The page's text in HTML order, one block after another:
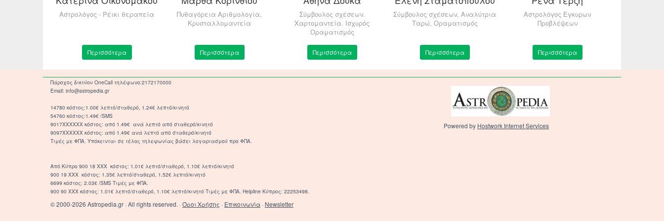
Αστρολόγος - Ρέικι θεραπεία
Περισσότερα
Πυθαγόρεια Αριθμολογία,
Κρυσταλλομαντεία
Περισσότερα
Σύμβουλος σχέσεων.
Χαρτομαντεία. Ισχυρός
Οραματισμός
Περισσότερα
Σύμβουλος σχέσεων, Αναλύτρια
Ταρώ, Οραματισμός
Περισσότερα
Αστρολόγος Εγκυρων
Προβλέψεων
Περισσότερα
Πάροχος δικτύου OneCall τηλέφωνο:2172170000
Email: info@astropedia.gr
14780 κόστος:1.00€ λεπτό/σταθερό, 1.24€ λεπτό/κινητό
54760 κόστος:1.49€ /SMS
9017XXXXXX κόστος: από 1.49€ ανά λεπτό από σταθερό/κινητό
9097XXXXXX κόστος: από 1.49€ ανά λεπτό από σταθερό/κινητό
Τιμές με ΦΠΑ. Υπόκεινται σε τέλος τηλεφωνίας βάσει λογαριασμού προ ΦΠΑ.
Από Κύπρο 900 18 ΧΧΧ κόστος: 1.01€ λεπτό/σταθερό, 1.10€ λεπτό/κινητό
900 19 ΧΧΧ κόστος: 1.35€ λεπτό/σταθερό, 1.52€ λεπτό/κινητό
6699 κόστος: 2.03€ /SMS Τιμές με ΦΠΑ.
900 90 XXX κόστος: 1.01€ λεπτό/σταθερό, 1.10€ λεπτό/κινητό Τιμές με ΦΠΑ. Helpline Κύπρος: 22253498.
© 2000-2026 Astropedia.gr · All rights reserved. ·Όροι Χρήσης · Επικοινωνία · Newsletter
Powered by Hostwork Internet Services